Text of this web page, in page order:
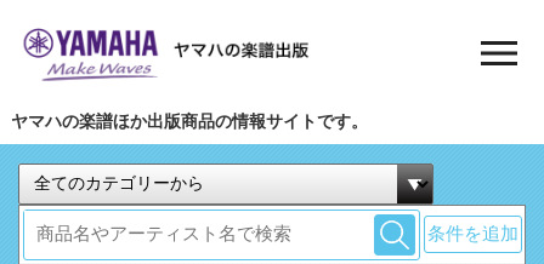
ヤマハの楽譜ほか出版商品の情報サイトです。
条件を追加